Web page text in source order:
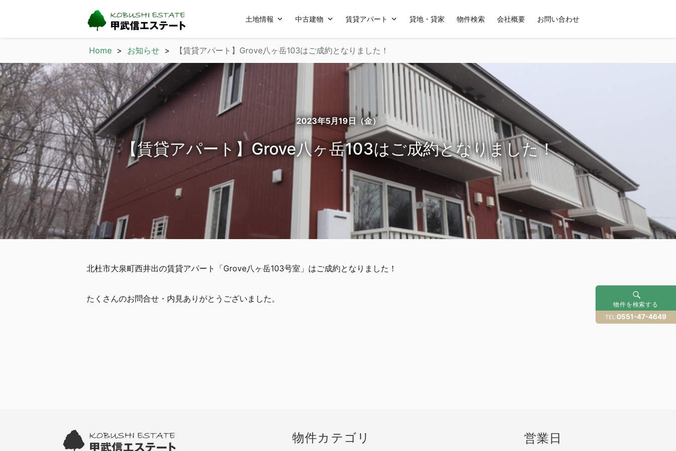
土地情報 中古建物 賃貸アパート 貸地・貸家 物件検索 会社概要 お問い合わせ
Home お知らせ 【賃貸アパート】Grove八ヶ岳103はご成約となりました！
2023年5月19日（金）
【賃貸アパート】Grove八ヶ岳103はご成約となりました！
北杜市大泉町西井出の賃貸アパート「Grove八ヶ岳103号室」はご成約となりました！
たくさんのお問合せ・内見ありがとうございました。
物件を検索する
TEL:0551-47-4649
物件カテゴリ 営業日